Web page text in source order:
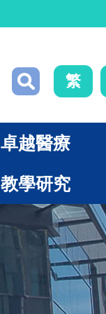
繁
卓越醫療
教學研究